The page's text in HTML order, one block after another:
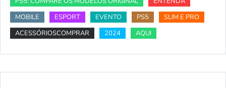
MOBILE
ESPORT EVENTO PS5
SLIM E PRO
ACESSÓRIOSCOMPRAR
2024 AQUI